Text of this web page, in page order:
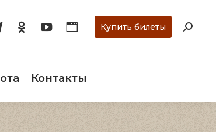
Купить билеты
Контакты
Научная работа Контакты